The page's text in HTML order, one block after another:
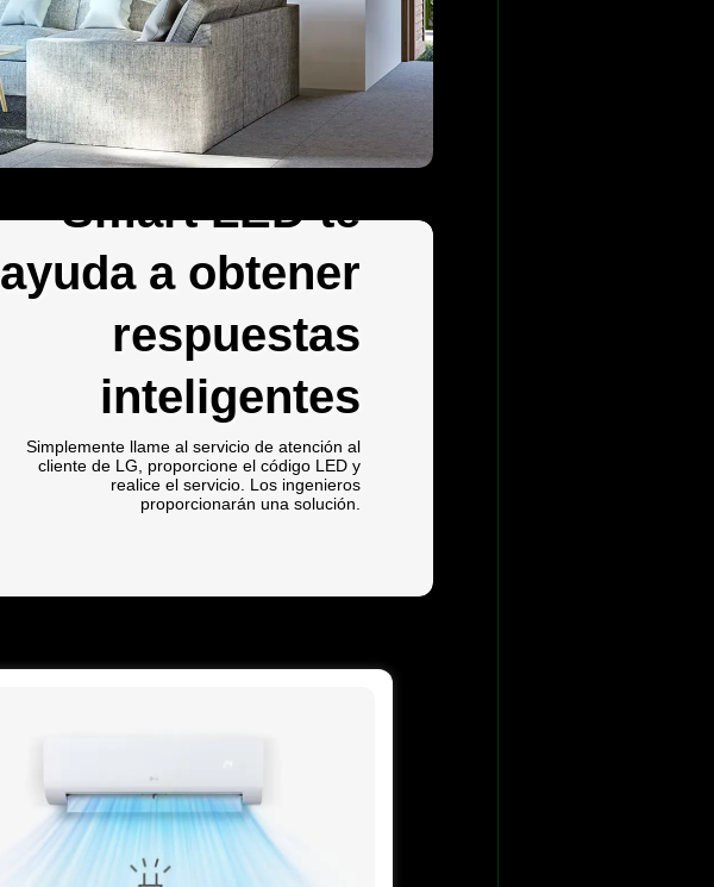
Smart diagnosis
Smart LED te
ayuda a obtener
respuestas
inteligentes
Simplemente llame al servicio de atención al
cliente de LG, proporcione el código LED y
realice el servicio. Los ingenieros
proporcionarán una solución.